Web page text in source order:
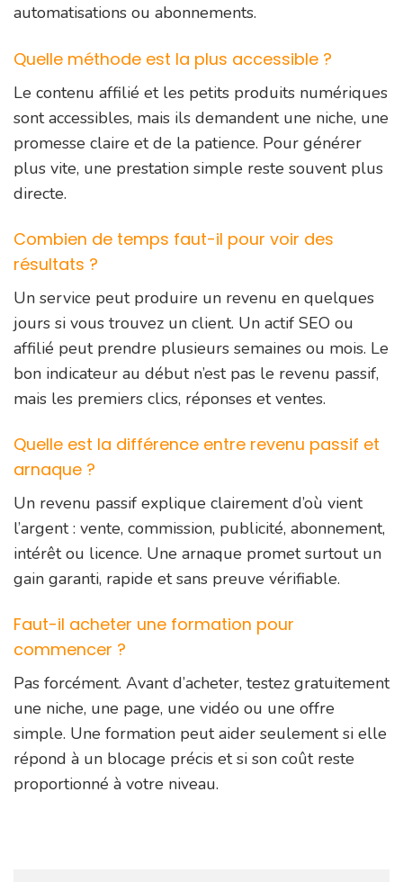
automatisations ou abonnements.
Quelle méthode est la plus accessible ?
Le contenu affilié et les petits produits numériques
sont accessibles, mais ils demandent une niche, une
promesse claire et de la patience. Pour générer
plus vite, une prestation simple reste souvent plus
directe.
Combien de temps faut-il pour voir des
résultats ?
Un service peut produire un revenu en quelques
jours si vous trouvez un client. Un actif SEO ou
affilié peut prendre plusieurs semaines ou mois. Le
bon indicateur au début n’est pas le revenu passif,
mais les premiers clics, réponses et ventes.
Quelle est la différence entre revenu passif et
arnaque ?
Un revenu passif explique clairement d’où vient
l’argent : vente, commission, publicité, abonnement,
intérêt ou licence. Une arnaque promet surtout un
gain garanti, rapide et sans preuve vérifiable.
Faut-il acheter une formation pour
commencer ?
Pas forcément. Avant d’acheter, testez gratuitement
une niche, une page, une vidéo ou une offre
simple. Une formation peut aider seulement si elle
répond à un blocage précis et si son coût reste
proportionné à votre niveau.